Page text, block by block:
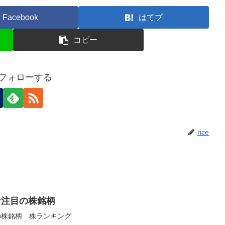
Facebook はてブ
コピー
ォローする
rice
目の株銘柄
株銘柄 株ランキング